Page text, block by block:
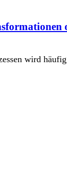
wird